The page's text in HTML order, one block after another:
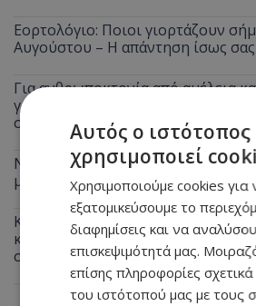
Εορτολόγιο: Ποιοι γιορτάζουν
Αυγούστου – Η απάντηση ίσως σας
Για ανθρωποκτονία από αμέλεια
γονείς του 4χρονου και ο
στην Πάρο: Πώς έγινε η τραγωδία
Νύχτα «φωτιά» για την Αστυνομία
μικροσκόπιο και μπαράζ
Καλοκαιρινές δουλειές στην
καλύτερους μισθούς - Πώς να
σου
Αυτός ο ιστότοπος
χρησιμοποιεί
Χρησιμοποιούμε cookies για
εξατομικεύσουμε το
διαφημίσεις και να
επισκεψιμότητά μας.
επίσης πληροφορίες
του ιστότοπού μας με τους